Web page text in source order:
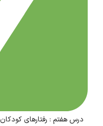
درس هفتم : رفتارهای کودکان ۲